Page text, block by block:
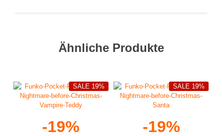
Ähnliche Produkte
-19%
SALE 19%
-19%
SALE 19%